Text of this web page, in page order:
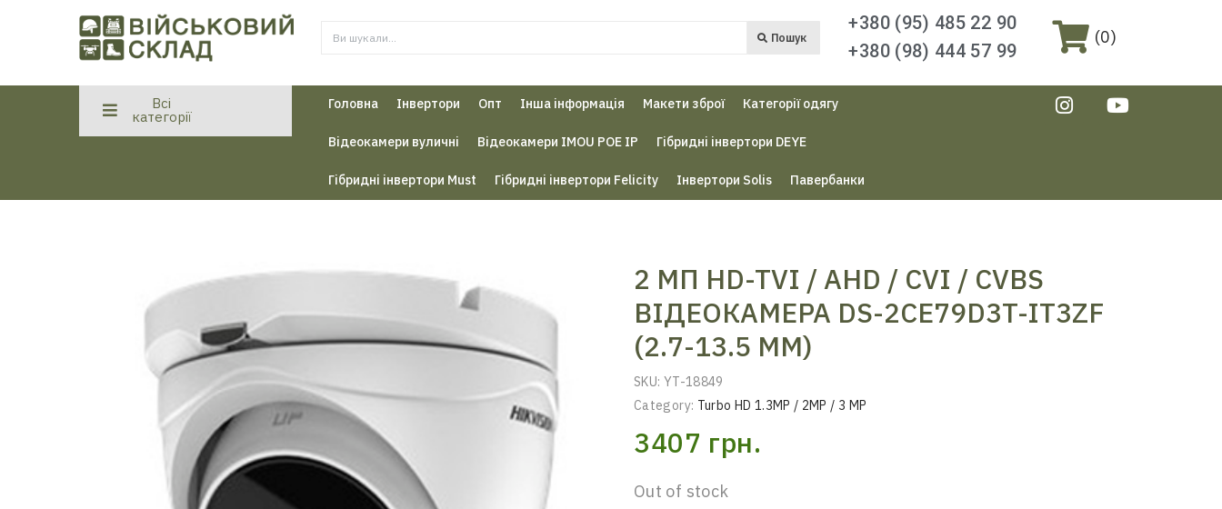
Пошук
+380 (95) 485 22 90
+380 (98) 444 57 99
(0)
Всі
категорії
Головна Інвертори Опт Інша інформація Макети зброї Категорії одягу
Відеокамери вуличні Відеокамери IMOU POE IP Гібридні інвертори DEYE
Гібридні інвертори Must Гібридні інвертори Felicity Інвертори Solis Павербанки
2 МП HD-TVI / AHD / CVI / CVBS
ВІДЕОКАМЕРА DS-2CE79D3T-IT3ZF
(2.7-13.5 ММ)
SKU: YT-18849
Category: Turbo HD 1.3MP / 2MP / 3 MP
3407 грн.
Out of stock